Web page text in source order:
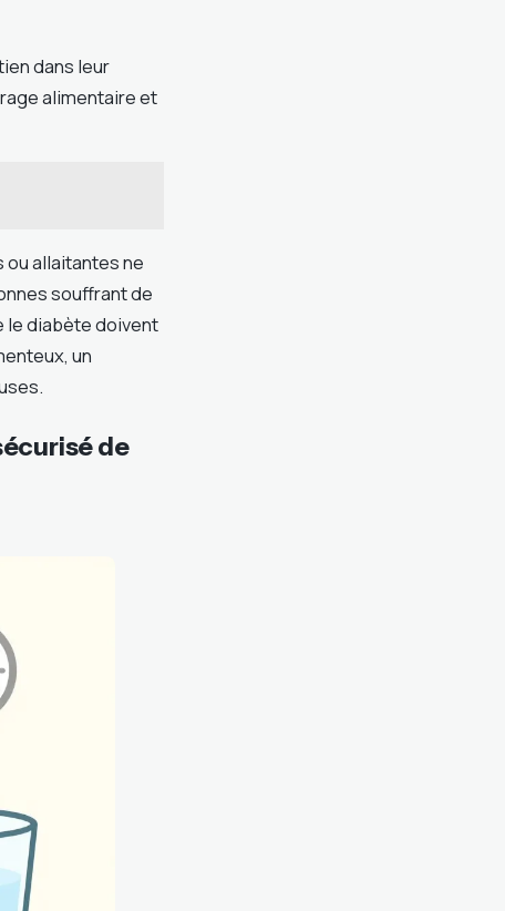
dans leur
alimentaire et
ou allaitantes ne
souffrant de
le diabète doivent
un
de